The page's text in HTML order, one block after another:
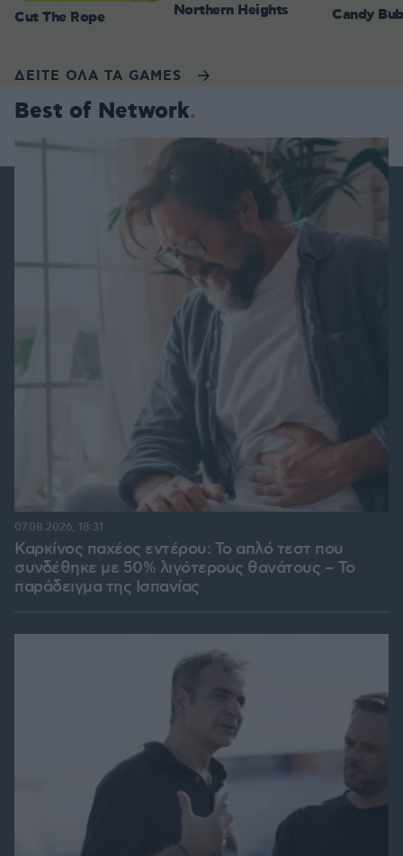
Cut The Rope Northern Heights Candy
ΔΕΙΤΕ ΟΛΑ ΤΑ GAMES
Best of Network
Καρκίνος παχέος εντέρου: Το απλό τεστ που
συνδέθηκε με 50% λιγότερους θανάτους – Το
παράδειγμα της Ισπανίας
07.08.2026, 18:31